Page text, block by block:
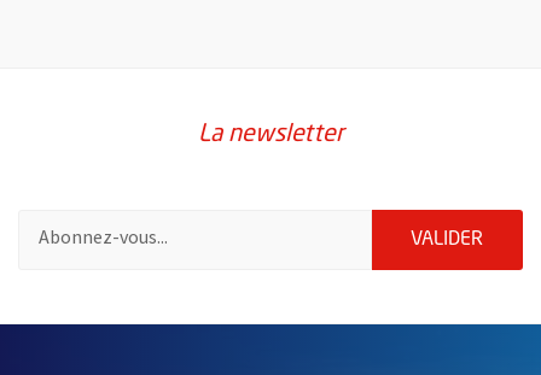
La newsletter
VALIDER